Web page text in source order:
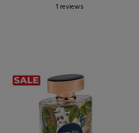
1 reviews